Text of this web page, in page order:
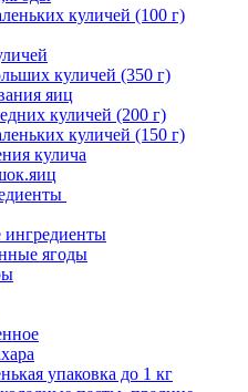
куличей (100 г)
куличей (350 г)
яиц
куличей (200 г)
куличей (150 г)
кулича
ингредиенты
ягоды
упаковка до 1 кг